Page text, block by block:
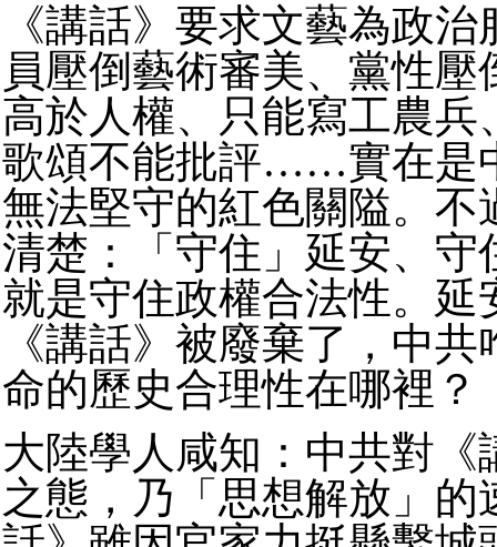
《講話》要求文藝為政
員壓倒藝術審美、黨性壓
高於人權、只能寫工農兵
歌頌不能批評……實在是
無法堅守的紅色關隘。不
清楚：「守住」延安、守
就是守住政權合法性。延
《講話》被廢棄了，中
命的歷史合理性在哪裡？
大陸學人咸知：中共對《
之態，乃「思想解放」的